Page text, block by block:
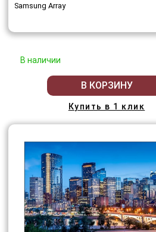
Samsung Array
В наличии
В КОРЗИНУ
Купить в 1 клик